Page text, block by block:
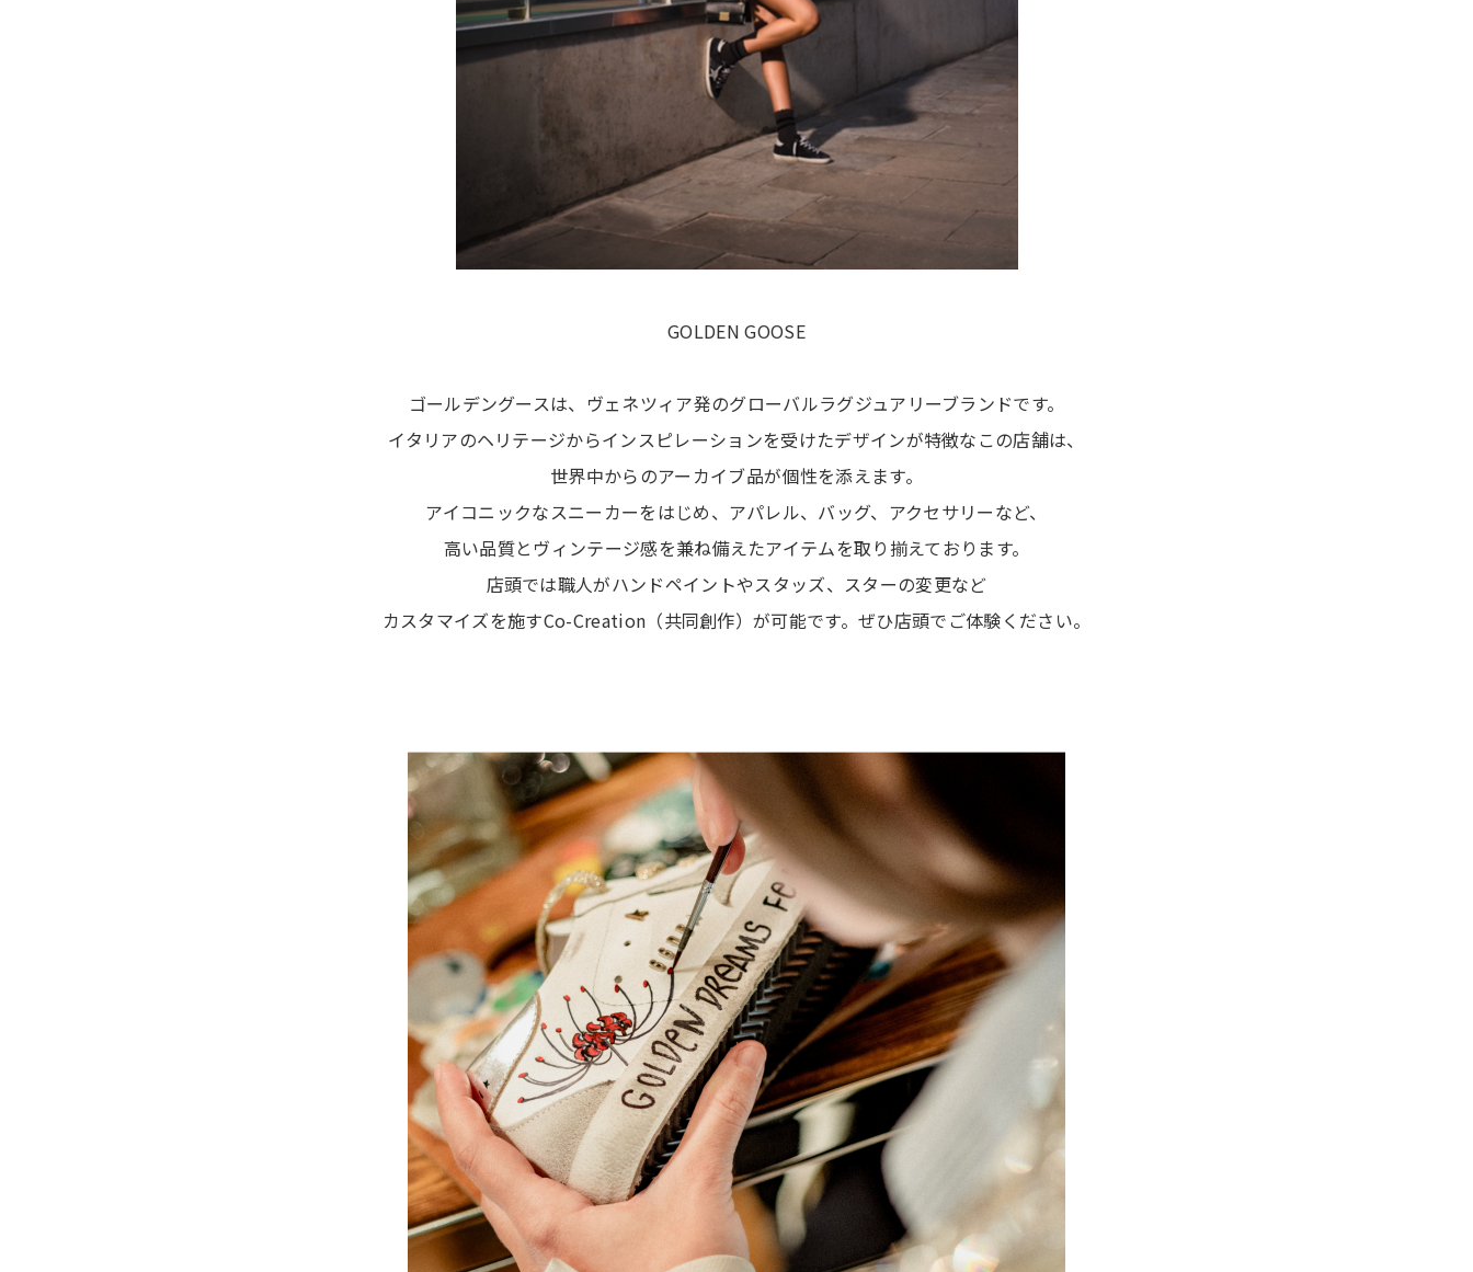
GOLDEN GOOSE
ゴールデングースは、ヴェネツィア発のグローバルラグジュアリーブランドです。
イタリアのヘリテージからインスピレーションを受けたデザインが特徴なこの店舗は、
世界中からのアーカイブ品が個性を添えます。
アイコニックなスニーカーをはじめ、アパレル、バッグ、アクセサリーなど、
高い品質とヴィンテージ感を兼ね備えたアイテムを取り揃えております。
店頭では職人がハンドペイントやスタッズ、スターの変更など
カスタマイズを施すCo-Creation（共同創作）が可能です。ぜひ店頭でご体験ください。